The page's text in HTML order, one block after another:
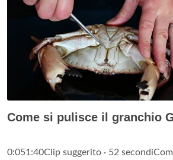
Come si pulisce il granchio
0:051:40Clip suggerito · 52